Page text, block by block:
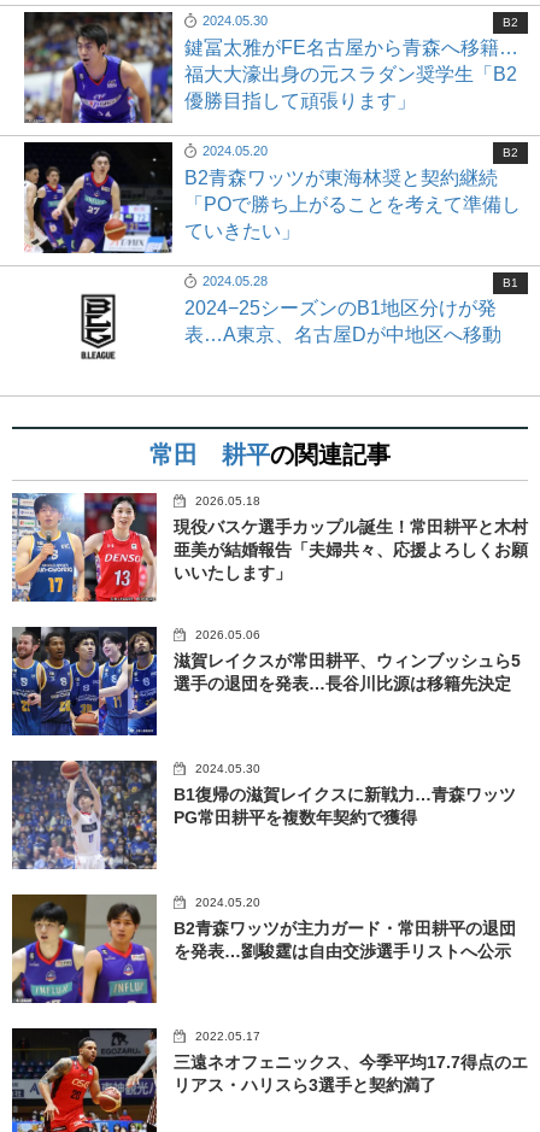
2024.05.30
鍵冨太雅がFE名古屋から青森へ移籍…
福大大濠出身の元スラダン奨学生「B2
優勝目指して頑張ります」
B2
2024.05.20
B2青森ワッツが東海林奨と契約継続
「POで勝ち上がることを考えて準備し
ていきたい」
B2
2024.05.28
2024−25シーズンのB1地区分けが発
表…A東京、名古屋Dが中地区へ移動
B1
常田 耕平の関連記事
2026.05.18
現役バスケ選手カップル誕生！常田耕平と木村
亜美が結婚報告「夫婦共々、応援よろしくお願
いいたします」
2026.05.06
滋賀レイクスが常田耕平、ウィンブッシュら5
選手の退団を発表…長谷川比源は移籍先決定
2024.05.30
B1復帰の滋賀レイクスに新戦力…青森ワッツ
PG常田耕平を複数年契約で獲得
2024.05.20
B2青森ワッツが主力ガード・常田耕平の退団
を発表…劉駿霆は自由交渉選手リストへ公示
2022.05.17
三遠ネオフェニックス、今季平均17.7得点のエ
リアス・ハリスら3選手と契約満了